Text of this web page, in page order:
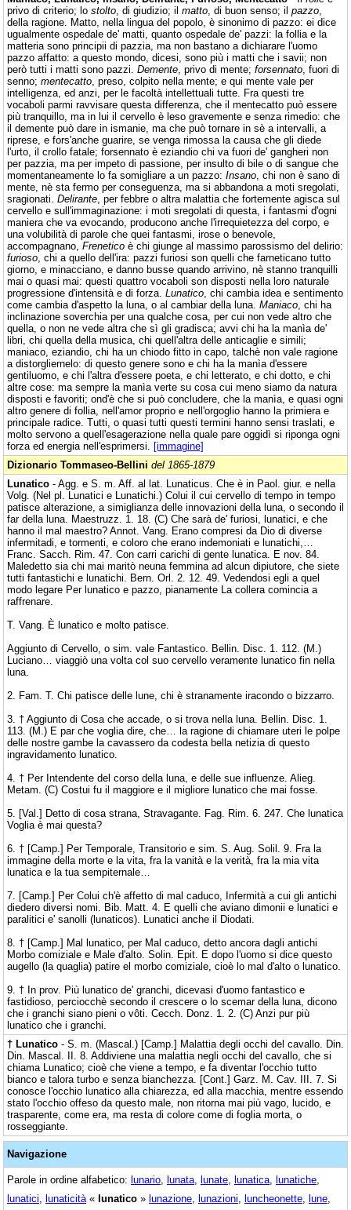
privo di criterio; lo stolto , di giudizio; il matto , di buon senso; il pazzo
della ragione. Matto, nella lingua del popolo, è sinonimo di pazzo: ei dice
ugualmente ospedale de' matti, quanto ospedale de' pazzi: la follia e la
matteria sono principii di pazzia, ma non bastano a dichiarare l'uomo
pazzo affatto: a questo mondo, dicesi, sono più i matti che i savii; non
però tutti i matti sono pazzi. Demente , privo di mente; forsennato , fuori di
senno; mentecatto , preso, colpito nella mente; e qui mente vale per
intelligenza, ed anzi, per le facoltà intellettuali tutte. Fra questi tre
vocaboli parmi ravvisare questa differenza, che il mentecatto può essere
più tranquillo, ma in lui il cervello è leso gravemente e senza rimedio: che
il demente può dare in ismanie, ma che può tornare in sè a intervalli, a
riprese, e fors'anche guarire, se venga rimossa la causa che gli diede
l'urto, il crollo fatale; forsennato è eziandio chi va fuori de' gangheri non
per pazzia, ma per impeto di passione, per insulto di bile o di sangue che
momentaneamente lo fa somigliare a un pazzo: Insano , chi non è sano di
mente, nè sta fermo per conseguenza, ma si abbandona a moti sregolati,
sragionati. Delirante , per febbre o altra malattia che fortemente agisca sul
cervello e sull'immaginazione: i moti sregolati di questa, i fantasmi d'ogni
maniera che va evocando, producono anche l'irrequietezza del corpo, e
una volubilità di parole che quei fantasmi, irose o benevole,
accompagnano, Frenetico è chi giunge al massimo parossismo del delirio:
furioso , chi a quello dell'ira: pazzi furiosi son quelli che farneticano tutto
giorno, e minacciano, e danno busse quando arrivino, nè stanno tranquilli
mai o quasi mai: questi quattro vocaboli son disposti nella loro naturale
progressione d'intensità e di forza. Lunatico , chi cambia idea e sentimento
come cambia d'aspetto la luna, o al cambiar della luna. Maniaco , chi ha
inclinazione soverchia per una qualche cosa, per cui non vede altro che
quella, o non ne vede altra che sì gli gradisca; avvi chi ha la manìa de'
libri, chi quella della musica, chi quell'altra delle anticaglie e simili;
maniaco, eziandio, chi ha un chiodo fitto in capo, talchè non vale ragione
a distorgliernelo: di questo genere sono e chi ha la manìa d'essere
gentiluomo, e chi l'altra d'essere poeta, e chi letterato, e chi dotto, e chi
altre cose: ma sempre la manìa verte su cosa cui meno siamo da natura
disposti e favoriti; ond'è che si può concludere, che la manìa, e quasi ogni
altro genere di follia, nell'amor proprio e nell'orgoglio hanno la primiera e
principale radice. Tutti, o quasi tutti questi termini hanno sensi traslati, e
molto servono a quell'esagerazione nella quale pare oggidì si riponga ogni
forza ed energia nell'esprimersi. [immagine]
Dizionario Tommaseo-Bellini del 1865-1879
Lunatico - Agg. e S. m. Aff. al lat. Lunaticus. Che è in Paol. giur. e nella
Volg. (Nel pl. Lunatici e Lunatichi.) Colui il cui cervello di tempo in tempo
patisce alterazione, a simiglianza delle innovazioni della luna, o secondo il
far della luna. Maestruzz. 1. 18. (C) Che sarà de' furiosi, lunatici, e che
hanno il mal maestro? Annot. Vang. Erano compresi da Dio di diverse
infermitadi, e tormenti, e coloro che erano indemoniati e lunatichi,…
Franc. Sacch. Rim. 47. Con carri carichi di gente lunatica. E nov. 84.
Maledetto sia chi mai maritò neuna femmina ad alcun dipiutore, che siete
tutti fantastichi e lunatichi. Bern. Orl. 2. 12. 49. Vedendosi egli a quel
modo legare Per lunatico e pazzo, pianamente La collera comincia a
raffrenare.
T. Vang. È lunatico e molto patisce.
Aggiunto di Cervello, o sim. vale Fantastico. Bellin. Disc. 1. 112. (M.)
Luciano… viaggiò una volta col suo cervello veramente lunatico fin nella
luna.
2. Fam. T. Chi patisce delle lune, chi è stranamente iracondo o bizzarro.
3. † Aggiunto di Cosa che accade, o si trova nella luna. Bellin. Disc. 1.
113. (M.) E par che voglia dire, che… la ragione di chiamare uteri le polpe
delle nostre gambe la cavassero da codesta bella netizia di questo
ingravidamento lunatico.
4. † Per Intendente del corso della luna, e delle sue influenze. Alieg.
Metam. (C) Costui fu il maggiore e il migliore lunatico che mai fosse.
5. [Val.] Detto di cosa strana, Stravagante. Fag. Rim. 6. 247. Che lunatica
Voglia è mai questa?
6. † [Camp.] Per Temporale, Transitorio e sim. S. Aug. Solil. 9. Fra la
immagine della morte e la vita, fra la vanità e la verità, fra la mia vita
lunatica e la tua sempiternale…
7. [Camp.] Per Colui ch'è affetto di mal caduco, Infermità a cui gli antichi
diedero diversi nomi. Bib. Matt. 4. E quelli che aviano dimonii e lunatici e
paralitici e' sanolli (lunaticos). Lunatici anche il Diodati.
8. † [Camp.] Mal lunatico, per Mal caduco, detto ancora dagli antichi
Morbo comiziale e Male d'alto. Solin. Epit. E dopo l'uomo si dice questo
augello (la quaglia) patire el morbo comiziale, cioè lo mal d'alto o lunatico.
9. † In prov. Più lunatico de' granchi, dicevasi d'uomo fantastico e
fastidioso, perciocchè secondo il crescere o lo scemar della luna, dicono
che i granchi siano pieni o vôti. Cecch. Donz. 1. 2. (C) Anzi pur più
lunatico che i granchi.
† Lunatico - S. m. (Mascal.) [Camp.] Malattia degli occhi del cavallo. Din.
Din. Mascal. II. 8. Addiviene una malattia negli occhi del cavallo, che si
chiama Lunatico; cioè che viene a tempo, e fa diventar l'occhio tutto
bianco e talora turbo e senza bianchezza. [Cont.] Garz. M. Cav. III. 7. Si
conosce l'occhio lunatico alla chiarezza, ed alla macchia, mentre essendo
stato l'occhio offeso da questo male, non ritorna mai più vago, lucido, e
trasparente, come era, ma resta di colore come di foglia morta, o
rosseggiante.
Navigazione
Parole in ordine alfabetico: lunario lunata lunate lunatica lunatiche
lunatici lunaticità « lunatico » lunazione lunazioni luncheonette lune